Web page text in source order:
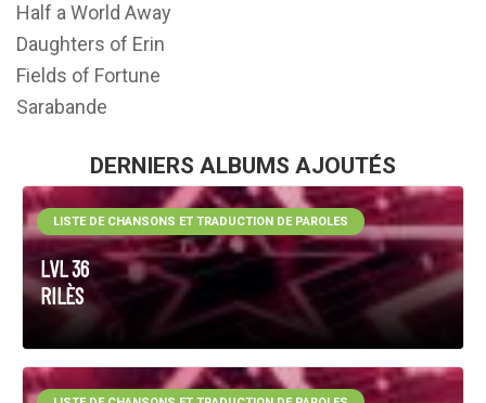
Half a World Away
Daughters of Erin
Fields of Fortune
Sarabande
DERNIERS ALBUMS AJOUTÉS
LVL 36
RILÈS
LISTE DE CHANSONS ET TRADUCTION DE PAROLES